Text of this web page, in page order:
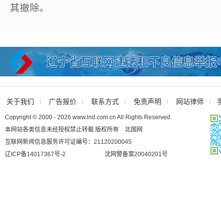
其撤除。
关于我们 广告报价 联系方式 免责声明 网站律师
Copyright © 2000 - 2026 www.lnd.com.cn All Rights Reserved.
本网站各类信息未经授权禁止转载 版权所有 北国网
互联网新闻信息服务许可证编号：21120200045
辽ICP备14017367号-2
沈网警备案20040201号